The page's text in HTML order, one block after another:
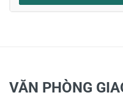
VĂN PHÒNG